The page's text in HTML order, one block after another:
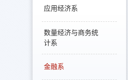
应用经济系
数量经济与商务统
计系
金融系